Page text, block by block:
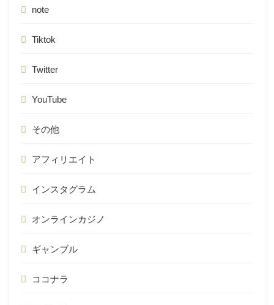
note
Tiktok
Twitter
YouTube
その他
アフィリエイト
インスタグラム
オンラインカジノ
ギャンブル
ココナラ